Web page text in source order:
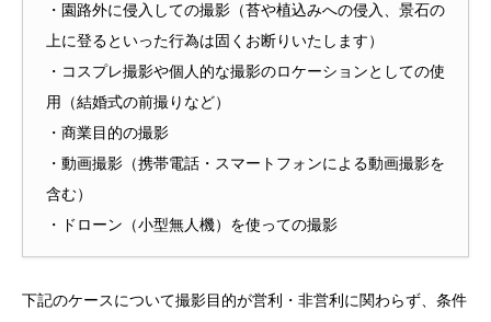
・園路外に侵入しての撮影（苔や植込みへの侵入、景石の
上に登るといった行為は固くお断りいたします）
・コスプレ撮影や個人的な撮影のロケーションとしての使
用（結婚式の前撮りなど）
・商業目的の撮影
・動画撮影（携帯電話・スマートフォンによる動画撮影を
含む）
・ドローン（小型無人機）を使っての撮影
下記のケースについて撮影目的が営利・非営利に関わらず、条件